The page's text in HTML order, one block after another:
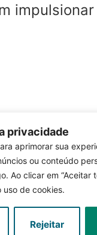
privacidade
aprimorar sua
ou conteúdo
Ao clicar em “Aceitar
uso de cookies.
Rejeitar
A SeniorBP é um
marcas e